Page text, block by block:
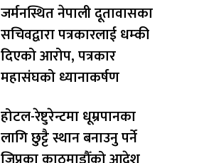
जर्मनस्थित नेपाली दूतावासका
सचिवद्वारा पत्रकारलाई धम्की
दिएको आरोप, पत्रकार
महासंघको ध्यानाकर्षण
होटल-रेष्टुरेन्टमा धूम्रपानका
लागि छुट्टै स्थान बनाउनु पर्ने